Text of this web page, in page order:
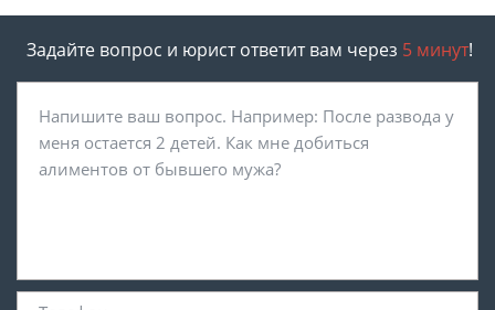
Задайте вопрос и юрист ответит вам через 5 минут!